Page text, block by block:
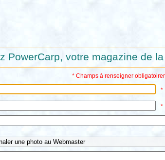
PowerCarp, votre magazine de
* Champs à renseigner
*
*